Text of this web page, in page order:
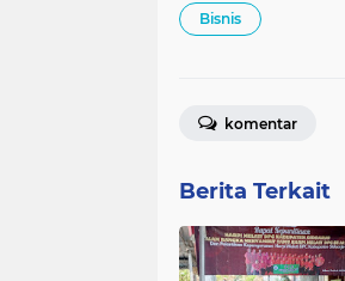
Bisnis
komentar
Berita Terkait